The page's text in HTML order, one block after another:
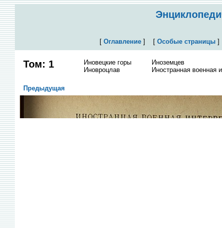
[ Оглавление] [ Особые страницы
Том: 1
Иновецкие горы
Иновроцлав
Иноземцев
Иностранная военная
Предыдущая